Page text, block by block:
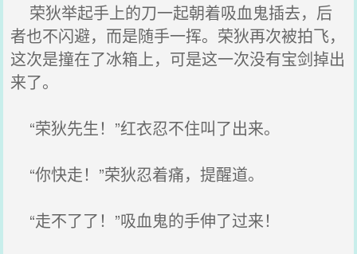
荣狄举起手上的刀一起朝着吸血鬼插去，后
者也不闪避，而是随手一挥。荣狄再次被拍飞，
这次是撞在了冰箱上，可是这一次没有宝剑掉出
来了。
“荣狄先生！”红衣忍不住叫了出来。
“你快走！”荣狄忍着痛，提醒道。
“走不了了！”吸血鬼的手伸了过来！